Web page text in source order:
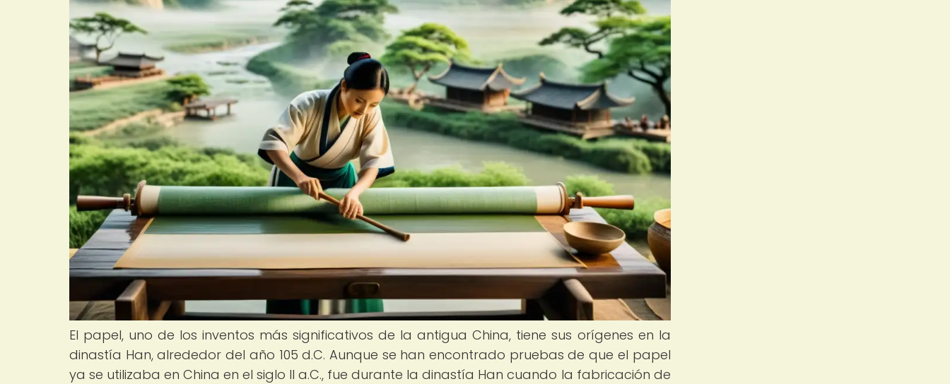
El papel, uno de los inventos más significativos de la antigua China, tiene sus orígenes en la
dinastía Han, alrededor del año 105 d.C. Aunque se han encontrado pruebas de que el papel
ya se utilizaba en China en el siglo II a.C., fue durante la dinastía Han cuando la fabricación de